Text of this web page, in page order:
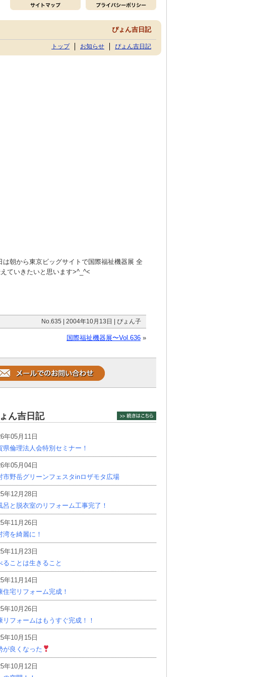
ぴょん吉日記
トップ お知らせ ぴょん吉日記
朝から東京ビッグサイトで国際福祉機器展 全
ていきたいと思います>^_^<
No.635 | 2004年10月13日 | ぴょん子
国際福祉機器展〜Vol.636 »
ん吉日記
年05月11日
県倫理法人会特別セミナー！
年05月04日
市野岳グリーンフェスタinロザモタ広場
年12月28日
呂と脱衣室のリフォーム工事完了！
年11月26日
湾を綺麗に！
年11月23日
ることは生きること
年11月14日
住宅リフォーム完成！
年10月26日
リフォームはもうすぐ完成！！
年10月15日
が良くなった
年10月12日